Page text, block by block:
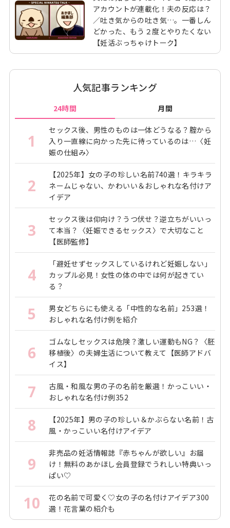
アカウントが連載化！夫の反応は？
／吐き気からの吐き気…。一番しん
どかった、もう２度とやりたくない
【妊活ぶっちゃけトーク】
人気記事ランキング
24時間 月間
1
セックス後、男性のものは一体どうなる？腟から
入り一直線に向かった先に待っているのは…〈妊
娠の仕組み〉
2
【2025年】女の子の珍しい名前740選！キラキラ
ネームじゃない、かわいい＆おしゃれな名付けア
イデア
3
セックス後は仰向け？うつ伏せ？逆立ちがいいっ
て本当？〈妊娠できるセックス〉で大切なこと
【医師監修】
4
「避妊せずセックスしているけれど妊娠しない」
カップル必見！女性の体の中では何が起きてい
る？
5
男女どちらにも使える「中性的な名前」253選！
おしゃれな名付け例を紹介
6
ゴムなしセックスは危険？激しい運動もNG？〈胚
移植後〉の夫婦生活について教えて【医師アドバ
イス】
7
古風・和風な男の子の名前を厳選！かっこいい・
おしゃれな名付け例352
8
【2025年】男の子の珍しい＆かぶらない名前！古
風・かっこいい名付けアイデア
9
非売品の妊活情報誌『赤ちゃんが欲しい』お届
け！無料のあかほし会員登録でうれしい特典いっ
ぱい♡
10
花の名前で可愛く♡女の子の名付けアイデア300
選！花言葉の紹介も